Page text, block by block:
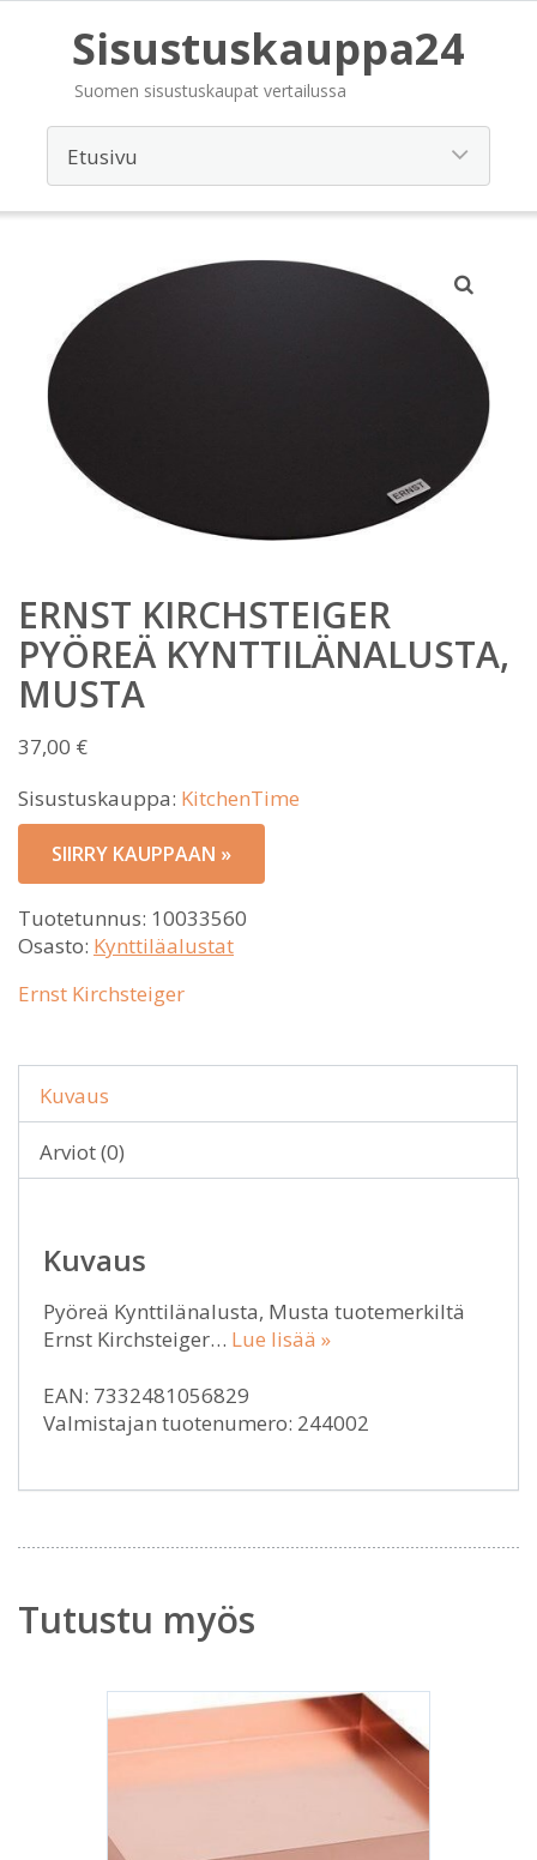
Sisustuskauppa24
Suomen sisustuskaupat vertailussa
ERNST KIRCHSTEIGER
PYÖREÄ KYNTTILÄNALUSTA,
MUSTA
37,00 €
Sisustuskauppa: KitchenTime
SIIRRY KAUPPAAN »
Tuotetunnus: 10033560
Osasto: Kynttiläalustat
Ernst Kirchsteiger
Kuvaus
Arviot (0)
Kuvaus
Pyöreä Kynttilänalusta, Musta tuotemerkiltä
Ernst Kirchsteiger… Lue lisää »
EAN: 7332481056829
Valmistajan tuotenumero: 244002
Tutustu myös